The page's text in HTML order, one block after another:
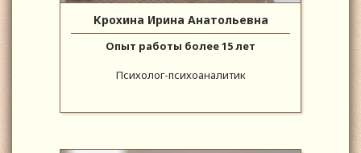
Крохина Ирина Анатольевна
Опыт работы более 15 лет
Психолог-психоаналитик